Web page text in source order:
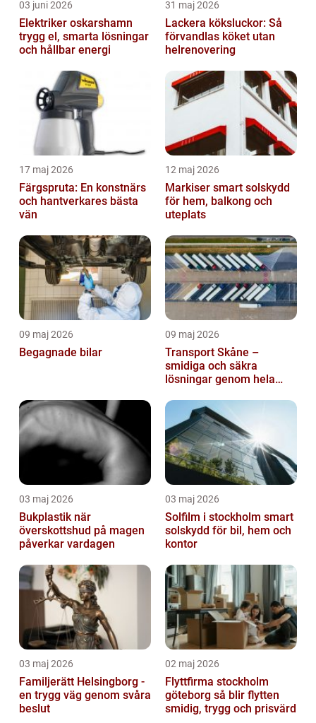
03 juni 2026
Elektriker oskarshamn
trygg el, smarta lösningar
och hållbar energi
31 maj 2026
Lackera köksluckor: Så
förvandlas köket utan
helrenovering
17 maj 2026
Färgspruta: En konstnärs
och hantverkares bästa
vän
12 maj 2026
Markiser smart solskydd
för hem, balkong och
uteplats
09 maj 2026
Begagnade bilar
09 maj 2026
Transport Skåne –
smidiga och säkra
lösningar genom hela
03 maj 2026
Bukplastik när
överskottshud på magen
påverkar vardagen
03 maj 2026
Solfilm i stockholm smart
solskydd för bil, hem och
kontor
03 maj 2026
Familjerätt Helsingborg -
en trygg väg genom svåra
beslut
02 maj 2026
Flyttfirma stockholm
göteborg så blir flytten
smidig, trygg och prisvärd